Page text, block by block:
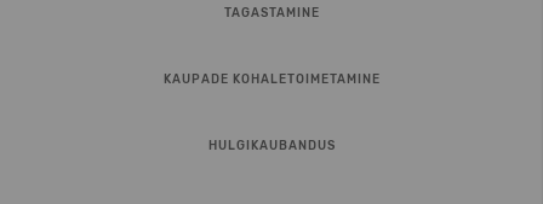
TAGASTAMINE
KAUPADE KOHALETOIMETAMINE
HULGIKAUBANDUS